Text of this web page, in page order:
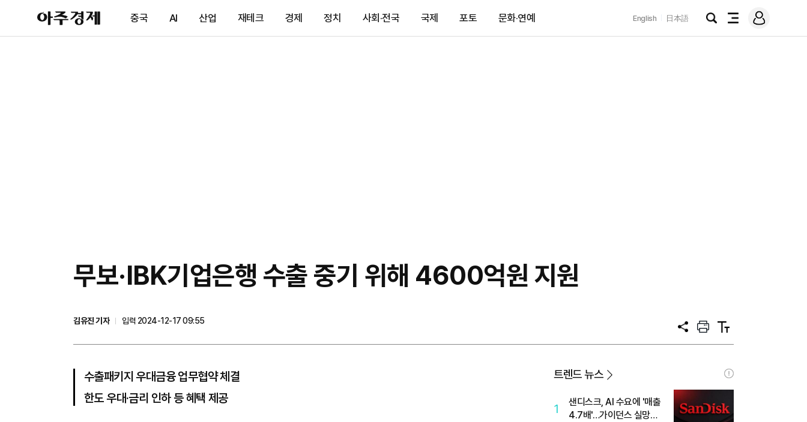
아
주
제
중국 AI 산업 재테크 경제 정치 사회·전국 국제 포토 문화·연예 English 日本語
검
전
메
그
무보·IBK기업은행 수출 중기 위해 4600억원 지원
김유진 기자
입력 2024-12-17 09:55
공
프
트
텍
트
수출패키지 우대금융 업무협약 체결
한도 우대·금리 인하 등 혜택 제공
트렌드 뉴스
1
샌디스크, AI 수요에 '매출
4.7배'…가이던스 실망에